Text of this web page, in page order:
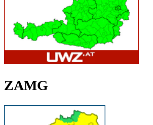
ZAMG